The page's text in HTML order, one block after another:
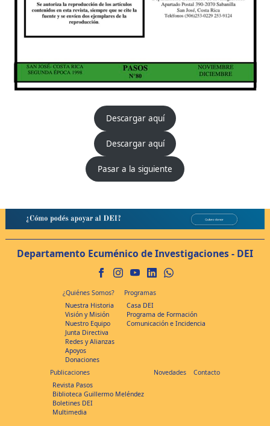
Descargar aquí
Descargar aquí
Pasar a la siguiente
Departamento Ecuménico de Investigaciones - DEI
¿Quiénes Somos?
Nuestra Historia
Visión y Misión
Nuestro Equipo
Junta Directiva
Redes y Alianzas
Apoyos
Donaciones
Programas
Casa DEI
Programa de Formación
Comunicación e Incidencia
Publicaciones
Revista Pasos
Biblioteca Guillermo Meléndez
Boletines DEI
Multimedia
Novedades Contacto